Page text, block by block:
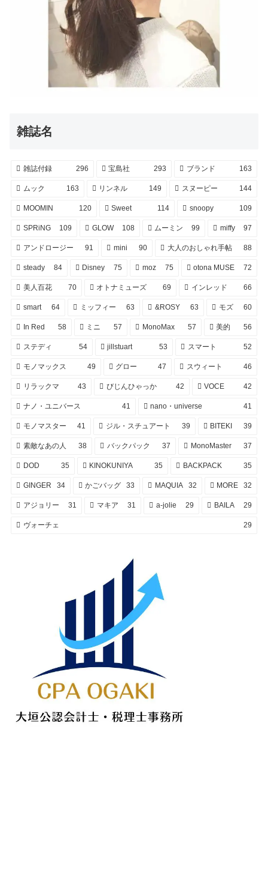
雑誌名
雑誌付録 296 宝島社 293 ブランド 163
ムック 163 リンネル 149 スヌーピー 144
MOOMIN 120 Sweet 114 snoopy 109
SPRiNG 109 GLOW 108 ムーミン 99 miffy 97
アンドロージー 91 mini 90 大人のおしゃれ手帖 88
steady 84 Disney 75 moz 75 otona MUSE 72
美人百花 70 オトナミューズ 69 インレッド 66
smart 64 ミッフィー 63 &ROSY 63 モズ 60
In Red 58 ミニ 57 MonoMax 57 美的 56
ステディ 54 jillstuart 53 スマート 52
モノマックス 49 グロー 47 スウィート 46
リラックマ 43 びじんひゃっか 42 VOCE 42
ナノ・ユニバース 41 nano・universe 41
モノマスター 41 ジル・スチュアート 39 BITEKI 39
素敵なあの人 38 バックパック 37 MonoMaster 37
DOD 35 KINOKUNIYA 35 BACKPACK 35
GINGER 34 かごバッグ 33 MAQUIA 32 MORE 32
アジョリー 31 マキア 31 a-jolie 29 BAILA 29
ヴォーチェ 29